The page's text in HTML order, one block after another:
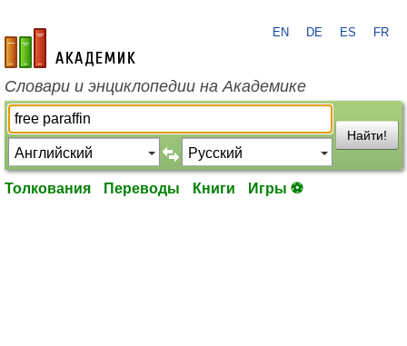
academic.ru
EN DE ES FR
Словари и энциклопедии на Академике
Найти!
Толкования Переводы Книги Игры ⚽